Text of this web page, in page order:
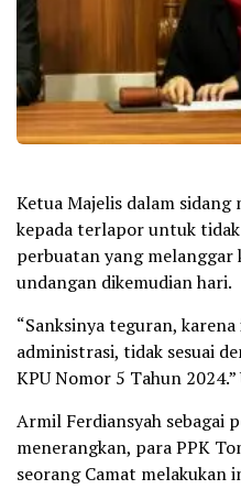
Ketua Majelis dalam
kepada terlapor untuk
perbuatan yang
undangan dikemudian hari.
“Sanksinya teguran,
administrasi, tidak sesuai
KPU Nomor 5 Tahun
Armil Ferdiansyah sebagai
menerangkan, para PPK
seorang Camat melakukan